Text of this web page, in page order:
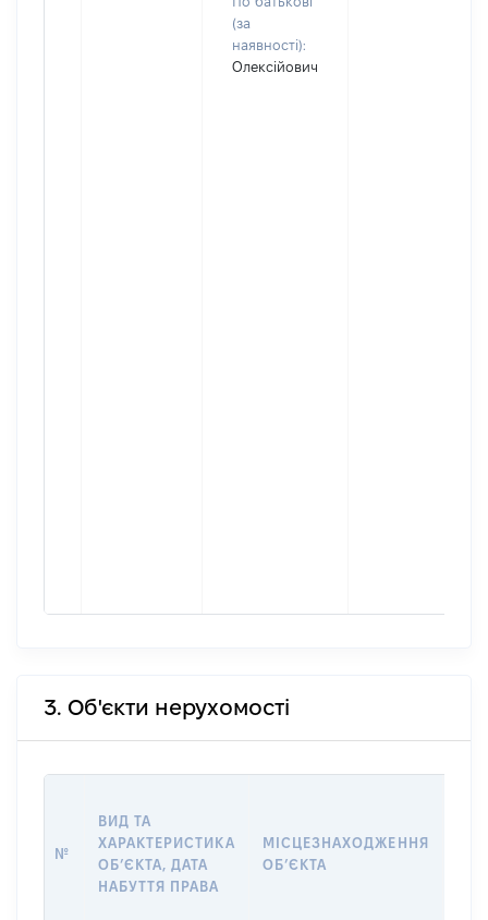
(за
наявності):
Олексійович
3. Об'єкти нерухомості
№
ВИД ТА
ХАРАКТЕРИСТИКА
ОБʼЄКТА, ДАТА
НАБУТТЯ ПРАВА
МІСЦЕЗНАХОДЖЕННЯ
ОБʼЄКТА